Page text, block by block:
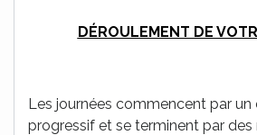
DÉROULEMENT DE
Les journées commencent par
progressif et se terminent par